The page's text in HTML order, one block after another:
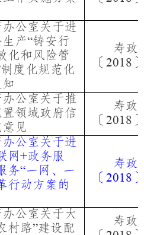
公室关于进
产“铸安行
化和风险管
制度化规范化
寿政
〔 2018 〕
公室关于推
领域政府信
见
寿政
〔 2018 〕
公室关于进
网+政务服
务“一网、一
行动方案的
寿政
〔 2018 〕
公室关于大
村路”建设配
寿政